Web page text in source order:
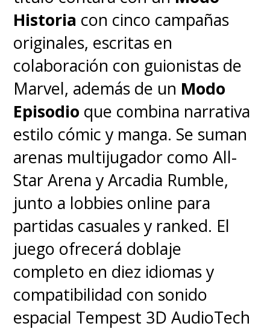
Historia con cinco campañas
originales, escritas en
colaboración con guionistas de
Marvel, además de un Modo
Episodio que combina narrativa
estilo cómic y manga. Se suman
arenas multijugador como All-
Star Arena y Arcadia Rumble,
junto a lobbies online para
partidas casuales y ranked. El
juego ofrecerá doblaje
completo en diez idiomas y
compatibilidad con sonido
espacial Tempest 3D AudioTech